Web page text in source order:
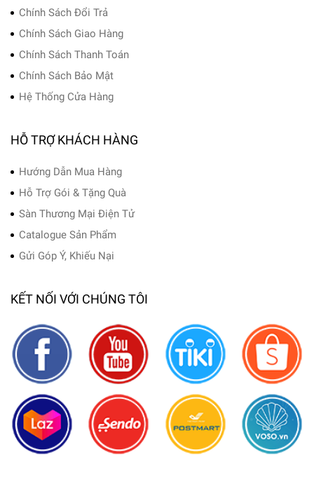
Chính Sách Đổi Trả
Chính Sách Giao Hàng
Chính Sách Thanh Toán
Chính Sách Bảo Mật
Hệ Thống Cửa Hàng
HỖ TRỢ KHÁCH HÀNG
Hướng Dẫn Mua Hàng
Hỗ Trợ Gói & Tặng Quà
Sàn Thương Mại Điện Tử
Catalogue Sản Phẩm
Gửi Góp Ý, Khiếu Nại
KẾT NỐI VỚI CHÚNG TÔI